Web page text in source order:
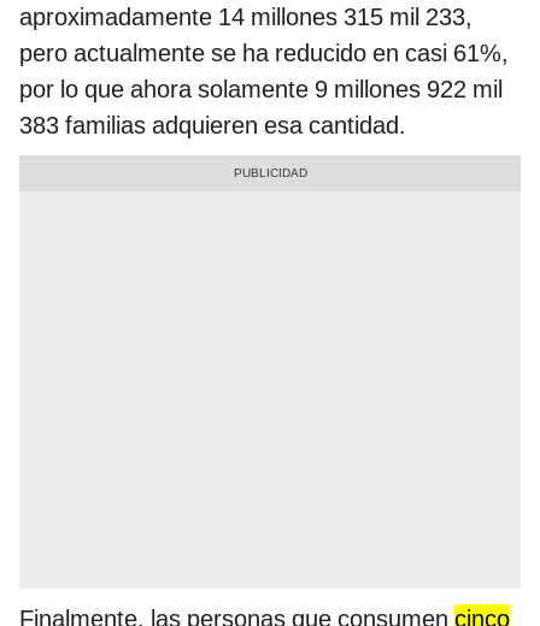
aproximadamente 14 millones 315 mil 233,
pero actualmente se ha reducido en casi 61%,
por lo que ahora solamente 9 millones 922 mil
383 familias adquieren esa cantidad.
Finalmente, las personas que consumen cinco